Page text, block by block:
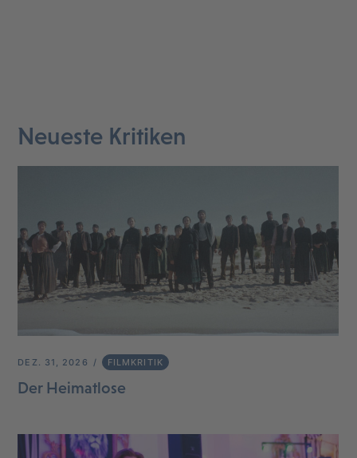
Neueste Kritiken
DEZ. 31, 2026 FILMKRITIK
Der Heimatlose